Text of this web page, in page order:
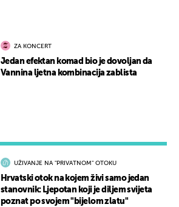
UŽIVANJE NA "PRIVATNOM" OTOKU
Hrvatski otok na kojem živi samo jedan
stanovnik: Ljepotan koji je diljem svijeta
poznat po svojem "bijelom zlatu"
ZA KONCERT
Jedan efektan komad bio je dovoljan da
Vannina ljetna kombinacija zablista